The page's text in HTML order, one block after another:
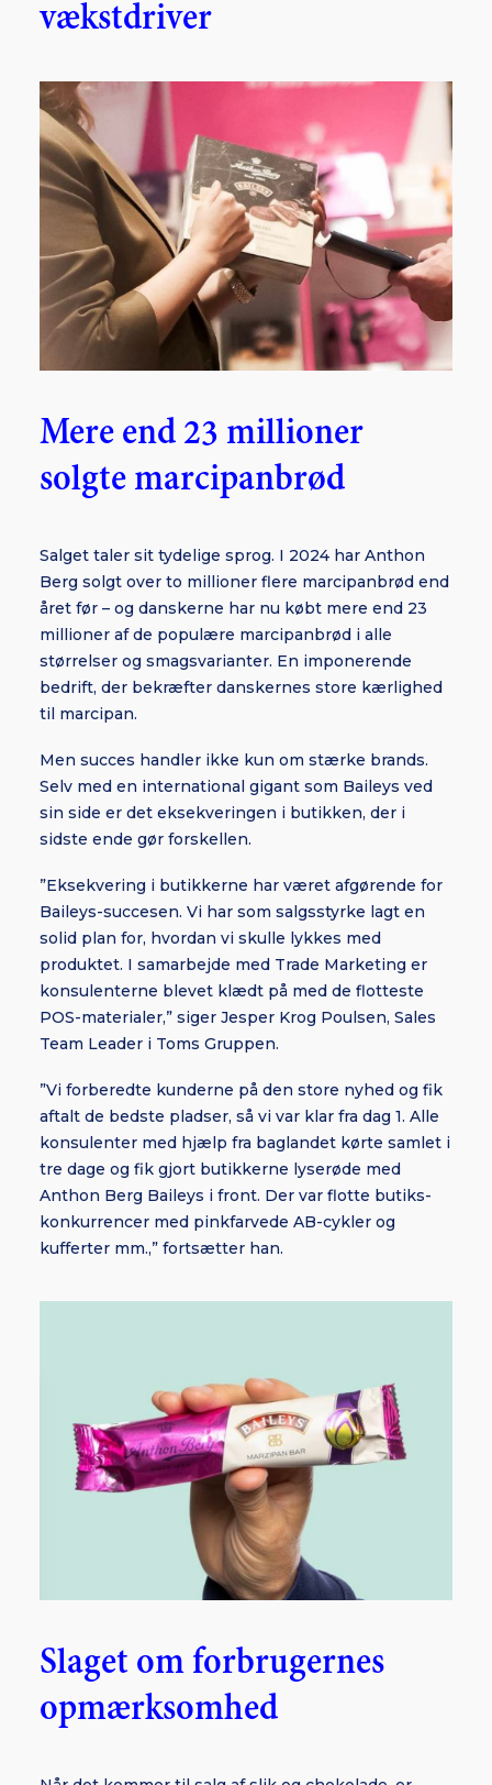
vækstdriver
Mere end 23 millioner
solgte marcipanbrød
Salget taler sit tydelige sprog. I 2024 har Anthon
Berg solgt over to millioner flere marcipanbrød end
året før – og danskerne har nu købt mere end 23
millioner af de populære marcipanbrød i alle
størrelser og smagsvarianter. En imponerende
bedrift, der bekræfter danskernes store kærlighed
til marcipan.
Men succes handler ikke kun om stærke brands.
Selv med en international gigant som Baileys ved
sin side er det eksekveringen i butikken, der i
sidste ende gør forskellen.
”Eksekvering i butikkerne har været afgørende for
Baileys-succesen. Vi har som salgsstyrke lagt en
solid plan for, hvordan vi skulle lykkes med
produktet. I samarbejde med Trade Marketing er
konsulenterne blevet klædt på med de flotteste
POS-materialer,” siger Jesper Krog Poulsen, Sales
Team Leader i Toms Gruppen.
”Vi forberedte kunderne på den store nyhed og fik
aftalt de bedste pladser, så vi var klar fra dag 1. Alle
konsulenter med hjælp fra baglandet kørte samlet i
tre dage og fik gjort butikkerne lyserøde med
Anthon Berg Baileys i front. Der var flotte butiks-
konkurrencer med pinkfarvede AB-cykler og
kufferter mm.,” fortsætter han.
Slaget om forbrugernes
opmærksomhed